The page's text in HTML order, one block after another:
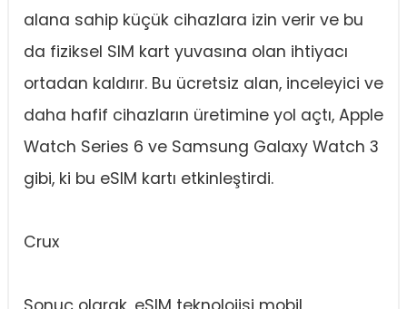
alana sahip küçük cihazlara izin verir ve bu
da fiziksel SIM kart yuvasına olan ihtiyacı
ortadan kaldırır. Bu ücretsiz alan, inceleyici ve
daha hafif cihazların üretimine yol açtı, Apple
Watch Series 6 ve Samsung Galaxy Watch 3
gibi, ki bu eSIM kartı etkinleştirdi.
Crux